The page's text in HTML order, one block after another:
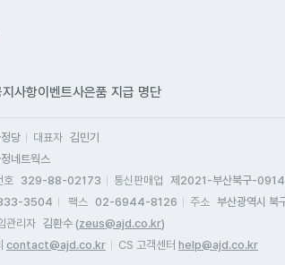
지사항이벤트사은품 지급 명단
당 대표자 김민기
네트웍스
호 329-88-02173 통신판매업
제2021-부산북구-
3504 팩스 02-6944-8126 주소 부산광역시 북
관리자 김환수 (zeus@ajd.co.kr)
contact@ajd.co.kr CS 고객센터 help@ajd.co.kr